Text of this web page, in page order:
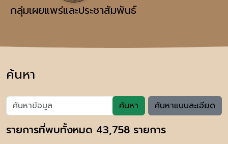
กลุ่มเผยแพร่และประชาสัมพันธ์
ค้นหา
ค้นหา ค้นหาแบบละเอียด
รายการที่พบทั้งหมด 43,758 รายการ